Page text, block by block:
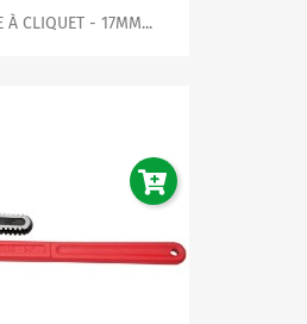
À CLIQUET - 17MM...